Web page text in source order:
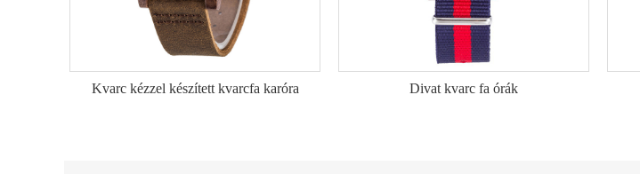
Kvarc kézzel készített kvarcfa karóra Divat kvarc fa órák